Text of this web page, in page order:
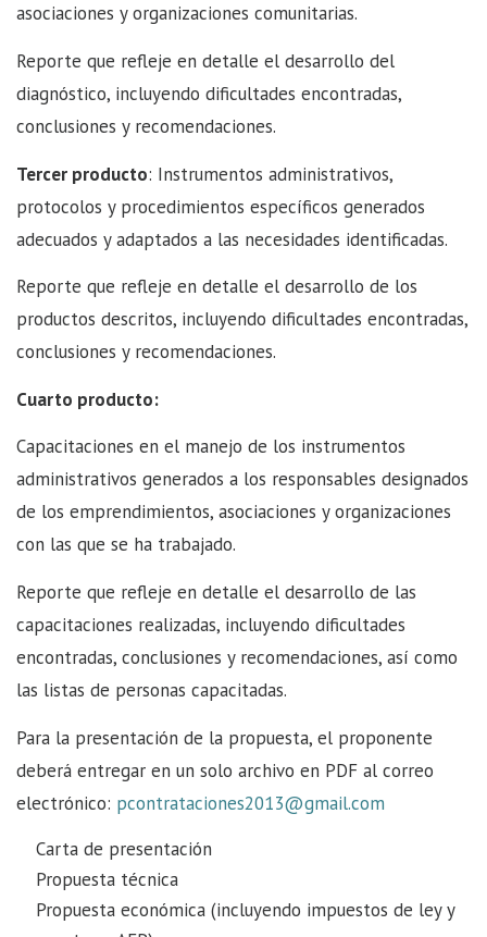
asociaciones y organizaciones comunitarias.
Reporte que refleje en detalle el desarrollo del
diagnóstico, incluyendo dificultades encontradas,
conclusiones y recomendaciones.
Tercer producto: Instrumentos administrativos,
protocolos y procedimientos específicos generados
adecuados y adaptados a las necesidades identificadas.
Reporte que refleje en detalle el desarrollo de los
productos descritos, incluyendo dificultades encontradas,
conclusiones y recomendaciones.
Cuarto producto:
Capacitaciones en el manejo de los instrumentos
administrativos generados a los responsables designados
de los emprendimientos, asociaciones y organizaciones
con las que se ha trabajado.
Reporte que refleje en detalle el desarrollo de las
capacitaciones realizadas, incluyendo dificultades
encontradas, conclusiones y recomendaciones, así como
las listas de personas capacitadas.
Para la presentación de la propuesta, el proponente
deberá entregar en un solo archivo en PDF al correo
electrónico: pcontrataciones2013@gmail.com
Carta de presentación
Propuesta técnica
Propuesta económica (incluyendo impuestos de ley y